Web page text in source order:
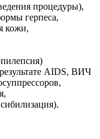
процедуры),
герпеса,
кожи,
AIDS, ВИЧ